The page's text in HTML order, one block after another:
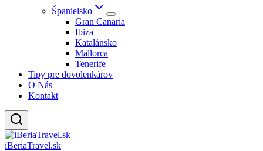
Španielsko
Gran Canaria
Ibiza
Katalánsko
Mallorca
Tenerife
Tipy pre dovolenkárov
O Nás
Kontakt
iBeriaTravel.sk